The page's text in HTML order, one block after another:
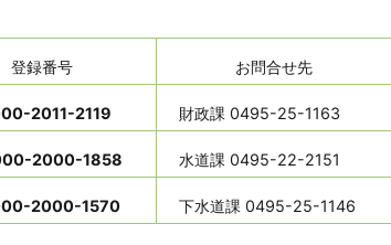
登録番号 お問合せ先
2011-2119 財政課 0495-25-1163
2000-1858 水道課 0495-22-2151
2000-1570 下水道課 0495-25-1146